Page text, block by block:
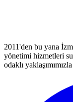
2011'den bu yana
yönetimi hizmetleri
odaklı